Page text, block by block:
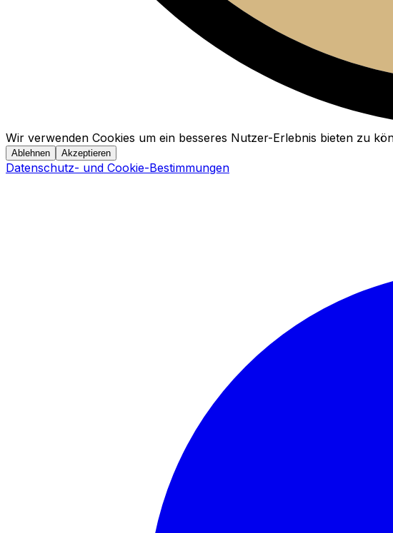
Wir verwenden Cookies um ein besseres Nutzer-Erlebnis bieten zu
Ablehnen Akzeptieren
Datenschutz- und Cookie-Bestimmungen